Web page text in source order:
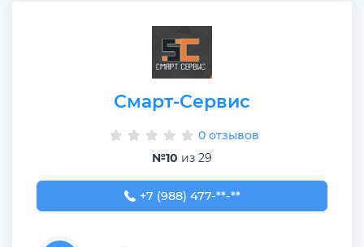
Смарт-Сервис
0 отзывов
№10 из 29
+7 (988) 477-01-01
+7 (988) 477-**-**